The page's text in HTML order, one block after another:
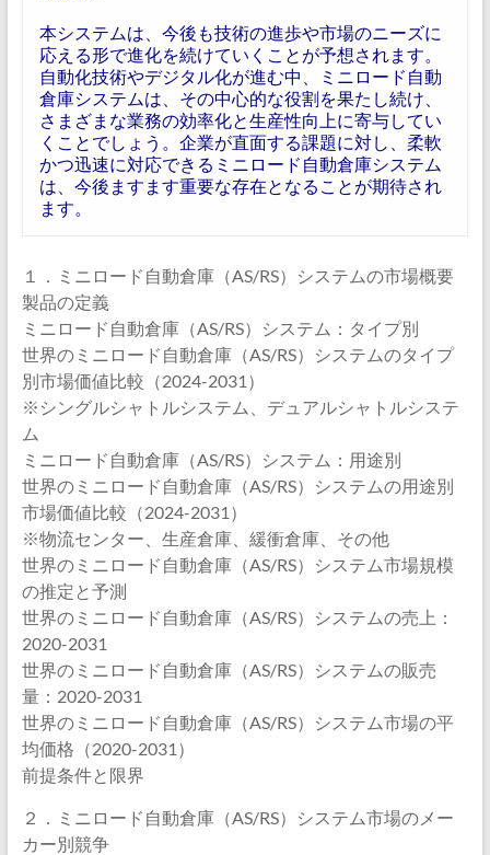
本システムは、今後も技術の進歩や市場のニーズに
応える形で進化を続けていくことが予想されます。
自動化技術やデジタル化が進む中、ミニロード自動
倉庫システムは、その中心的な役割を果たし続け、
さまざまな業務の効率化と生産性向上に寄与してい
くことでしょう。企業が直面する課題に対し、柔軟
かつ迅速に対応できるミニロード自動倉庫システム
は、今後ますます重要な存在となることが期待され
ます。
１．ミニロード自動倉庫（AS/RS）システムの市場概要
製品の定義
ミニロード自動倉庫（AS/RS）システム：タイプ別
世界のミニロード自動倉庫（AS/RS）システムのタイプ
別市場価値比較（2024-2031）
※シングルシャトルシステム、デュアルシャトルシステ
ム
ミニロード自動倉庫（AS/RS）システム：用途別
世界のミニロード自動倉庫（AS/RS）システムの用途別
市場価値比較（2024-2031）
※物流センター、生産倉庫、緩衝倉庫、その他
世界のミニロード自動倉庫（AS/RS）システム市場規模
の推定と予測
世界のミニロード自動倉庫（AS/RS）システムの売上：
2020-2031
世界のミニロード自動倉庫（AS/RS）システムの販売
量：2020-2031
世界のミニロード自動倉庫（AS/RS）システム市場の平
均価格（2020-2031）
前提条件と限界
２．ミニロード自動倉庫（AS/RS）システム市場のメー
カー別競争